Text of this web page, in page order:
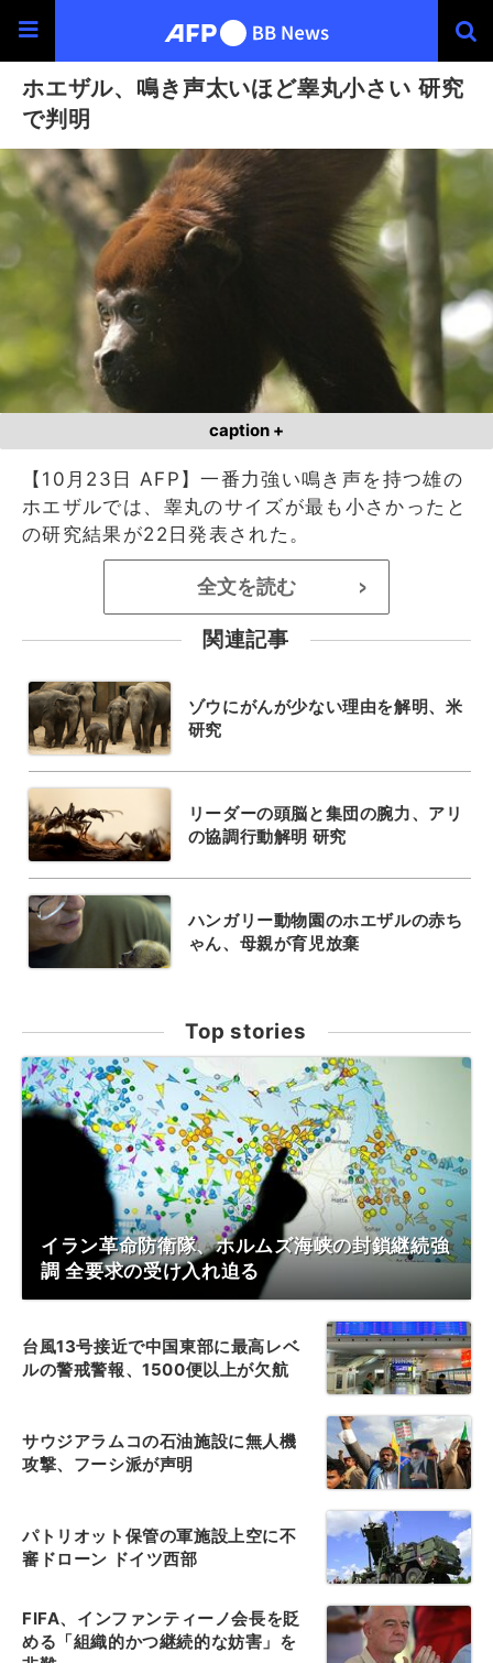
ホエザル、鳴き声太いほど睾丸小さい 研究
で判明
caption +
【10月23日 AFP】一番力強い鳴き声を持つ雄の
ホエザルでは、睾丸のサイズが最も小さかったと
の研究結果が22日発表された。
全文を読む >
関連記事
ゾウにがんが少ない理由を解明、米
研究
リーダーの頭脳と集団の腕力、アリ
の協調行動解明 研究
ハンガリー動物園のホエザルの赤ち
ゃん、母親が育児放棄
Top stories
イラン革命防衛隊、ホルムズ海峡の封鎖継続強
調 全要求の受け入れ迫る
台風13号接近で中国東部に最高レベ
ルの警戒警報、1500便以上が欠航
サウジアラムコの石油施設に無人機
攻撃、フーシ派が声明
パトリオット保管の軍施設上空に不
審ドローン ドイツ西部
FIFA、インファンティーノ会長を貶
める「組織的かつ継続的な妨害」を